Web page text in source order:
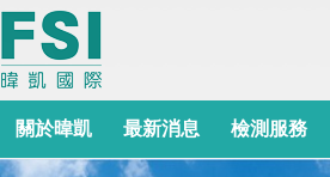
關於暐凱 最新消息 檢測服務